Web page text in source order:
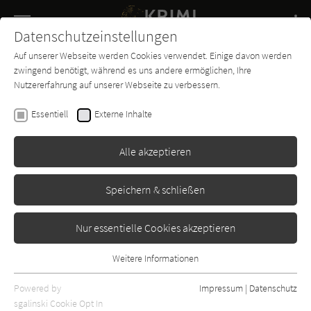
SUCHE
Buch-
Entdecker
Forum Charts
Sönke Brandschwert
Netzinfarkt
Erschienen: Januar 2004 Bibliogr. Angaben
Datenschutzeinstellungen
Auf unserer Webseite werden Cookies verwendet. Einige davon werden
zwingend benötigt, während es uns andere ermöglichen, Ihre
Nutzererfahrung auf unserer Webseite zu verbessern.
Essentiell Externe Inhalte
Alle akzeptieren
Speichern & schließen
Nur essentielle Cookies akzeptieren
Essentielle Cookies werden für grundlegende Funktionen der
Webseite benötigt. Dadurch ist gewährleistet, dass die Webseite
Weitere Informationen
Powered by
sgalinski Cookie Opt In
Impressum | Datenschutz